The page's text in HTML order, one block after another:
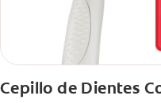
Cepillo de Dientes